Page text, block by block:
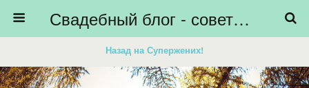
Свадебный блог - советы невестам, подготовка к свадьбе - HiBride
Назад на Супержених!